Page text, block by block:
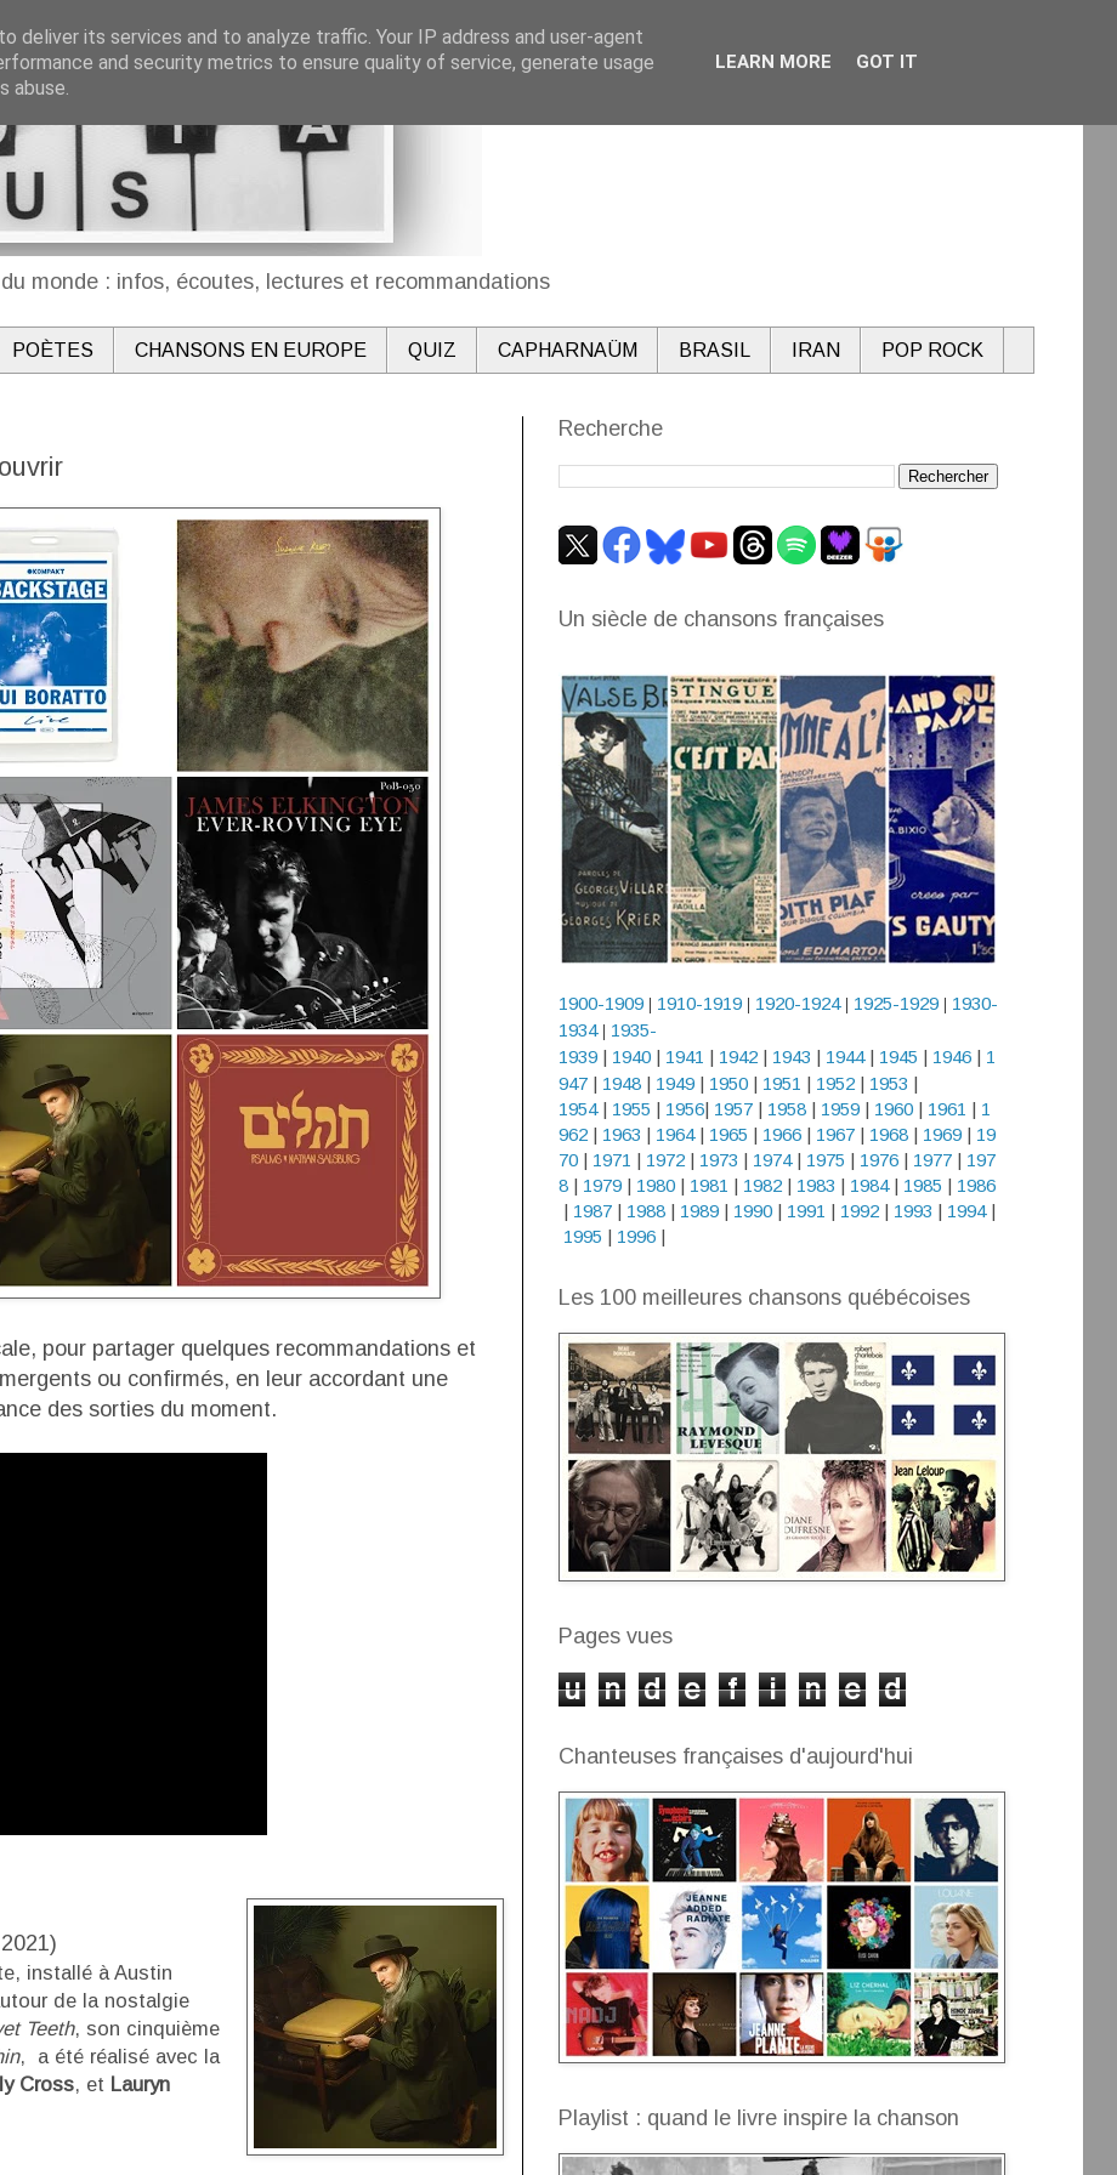
monde : infos, écoutes, lectures et recommandations
POÈTES CHANSONS EN EUROPE QUIZ CAPHARNAÜM BRASIL IRAN POP ROCK
pour partager quelques recommandations et
ou confirmés, en leur accordant une
des sorties du moment.
installé à Austin
de la nostalgie
Teeth, son cinquième
, a été réalisé avec la
Cross, et Lauryn
Recherche
Un siècle de chansons françaises
1900-1909| 1910-1919| 1920-1924| 1925-1929| 1930-
1934| 1935-
1939 | 1940| 1941 | 1942| 1943 | 1944 | 1945 | 1946 | 1
947 | 1948 | 1949 | 1950 | 1951 | 1952 | 1953 |
1954| 1955 | 1956| 1957| 1958| 1959| 1960| 1961 | 1
962| 1963 | 1964| 1965 | 1966 | 1967| 1968| 1969| 19
70| 1971 | 1972| 1973 | 1974| 1975 | 1976| 1977| 197
8| 1979| 1980| 1981 | 1982| 1983 | 1984| 1985 | 1986
| 1987| 1988| 1989| 1990| 1991 | 1992| 1993 | 1994|
1995 | 1996|
Les 100 meilleures chansons québécoises
Pages vues
u n d e f i n e d
Chanteuses françaises d'aujourd'hui
Playlist : quand le livre inspire la chanson
deliver its services and to analyze traffic. Your IP address and user-agent
and security metrics to ensure quality of service, generate usage
abuse.
LEARN MORE GOT IT